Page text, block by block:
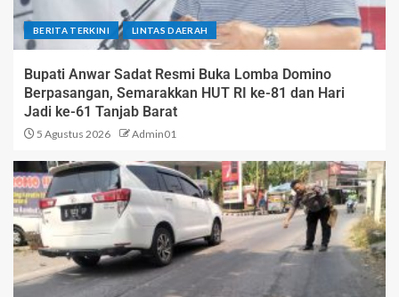
BERITA TERKINI LINTAS DAERAH
Bupati Anwar Sadat Resmi Buka Lomba Domino
Berpasangan, Semarakkan HUT RI ke-81 dan Hari
Jadi ke-61 Tanjab Barat
5 Agustus 2026 Admin01